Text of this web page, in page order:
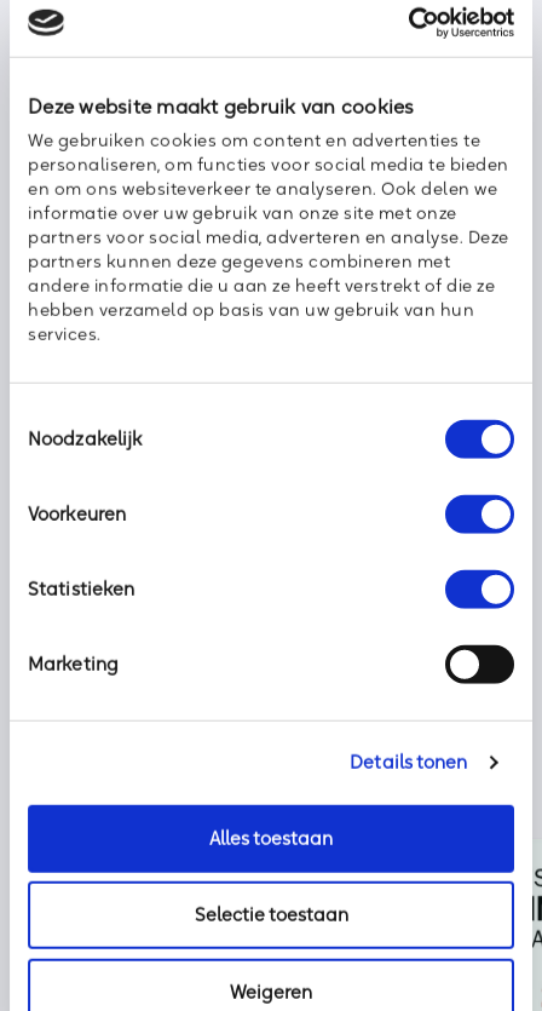
Deze website maakt gebruik van cookies
We gebruiken cookies om content en advertenties te
personaliseren, om functies voor social media te bieden
en om ons websiteverkeer te analyseren. Ook delen we
informatie over uw gebruik van onze site met onze
partners voor social media, adverteren en analyse. Deze
partners kunnen deze gegevens combineren met
andere informatie die u aan ze heeft verstrekt of die ze
hebben verzameld op basis van uw gebruik van hun
services.
Noodzakelijk
Voorkeuren
Statistieken
Marketing
Details tonen
Alles toestaan
Selectie toestaan
Weigeren
gebruikt, is er minder noodzaak voor een eigen fysieke server
of machine. Door het gebruik van digitale diensten wordt
minder gevraagd van je eigen hardware. Je apparatuur gaat
voor het milieu. Dat is natuurlijk wel zoeasy.
Duurzamer op weg met Axoft
De stap naar een duurzamere omgeving klinkt wellicht
moeilijk, maar met de juiste handvatten ben je binnen korte
tijd een stuk groener aan het werk. Wil je meer informatie of wil
je weten waar je het beste kunt beginnen? Neem
dancontactmet ons op. Werken aan een duurzamere
toekomst, dat doen we samen.